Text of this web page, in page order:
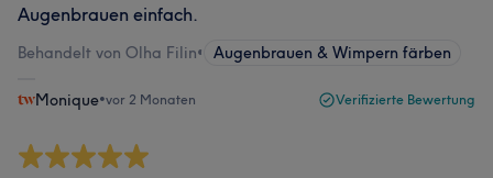
Augenbrauen einfach.
Behandelt von Olha Filin• Augenbrauen & Wimpern färben
Monique•vor 2 Monaten Verifizierte Bewertung